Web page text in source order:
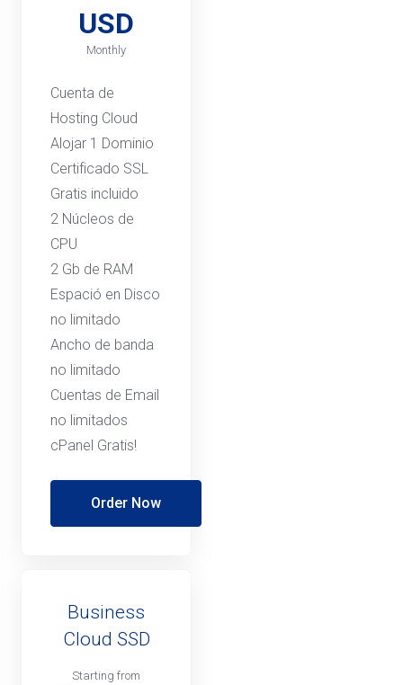
USD
Monthly
Cuenta de
Hosting Cloud
Alojar 1 Dominio
Certificado SSL
Gratis incluido
2 Núcleos de
CPU
2 Gb de RAM
Espació en Disco
no limitado
Ancho de banda
no limitado
Cuentas de Email
no limitados
cPanel Gratis!
Order Now
Business
Cloud SSD
Starting from